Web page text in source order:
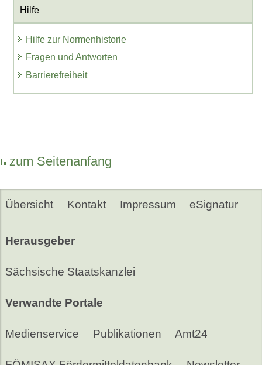
Hilfe
Hilfe zur Normenhistorie
Fragen und Antworten
Barrierefreiheit
zum Seitenanfang
Übersicht Kontakt Impressum eSignatur
Herausgeber
Sächsische Staatskanzlei
Verwandte Portale
Medienservice Publikationen Amt24